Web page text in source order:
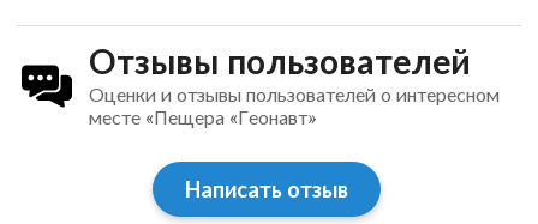
Отзывы пользователей
Оценки и отзывы пользователей о интересном
месте «Пещера «Геонавт»
Написать отзыв